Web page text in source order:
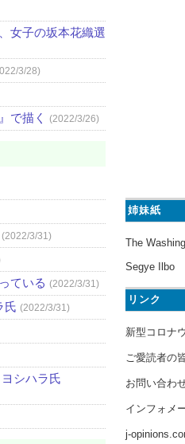
女子の坂本花織選
3/28)
で描く (2022/3/26)
(2022/3/31)
ている (2022/3/31)
氏 (2022/3/31)
シハラ氏
姉妹紙
The
Segye Ilbo
リンク
新型コロナ
ご愛読者の
お問い合わ
インフォメ
j-